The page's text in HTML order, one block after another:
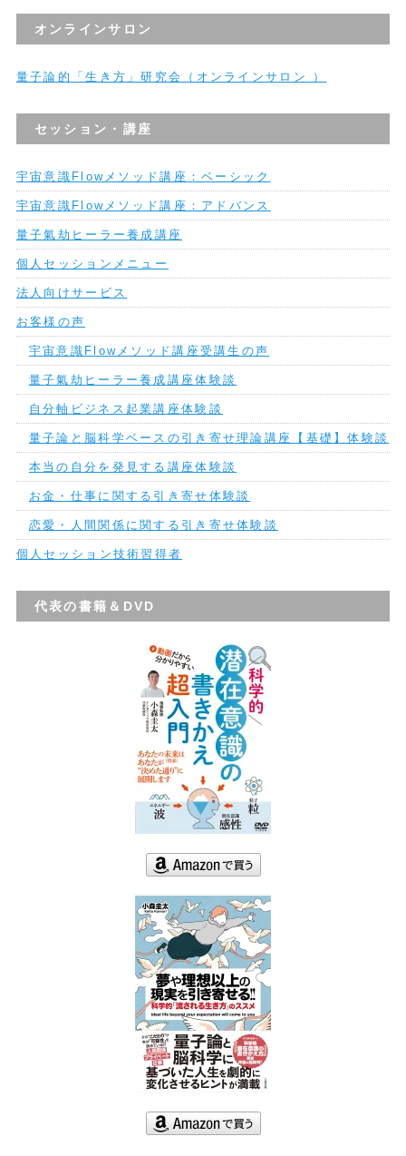
オンラインサロン
量子論的「生き方」研究会（オンラインサロン ）
セッション・講座
宇宙意識Flowメソッド講座：ベーシック
宇宙意識Flowメソッド講座：アドバンス
量子氣劫ヒーラー養成講座
個人セッションメニュー
法人向けサービス
お客様の声
宇宙意識Flowメソッド講座受講生の声
量子氣劫ヒーラー養成講座体験談
自分軸ビジネス起業講座体験談
量子論と脳科学ベースの引き寄せ理論講座【基礎】体験談
本当の自分を発見する講座体験談
お金・仕事に関する引き寄せ体験談
恋愛・人間関係に関する引き寄せ体験談
個人セッション技術習得者
代表の書籍＆DVD